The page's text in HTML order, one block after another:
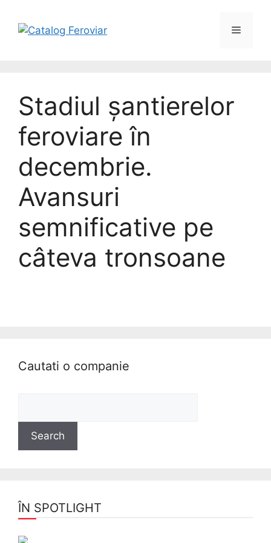
content
Menu
Stadiul șantierelor
feroviare în
decembrie.
Avansuri
semnificative pe
câteva tronsoane
Cautati o companie
ÎN SPOTLIGHT